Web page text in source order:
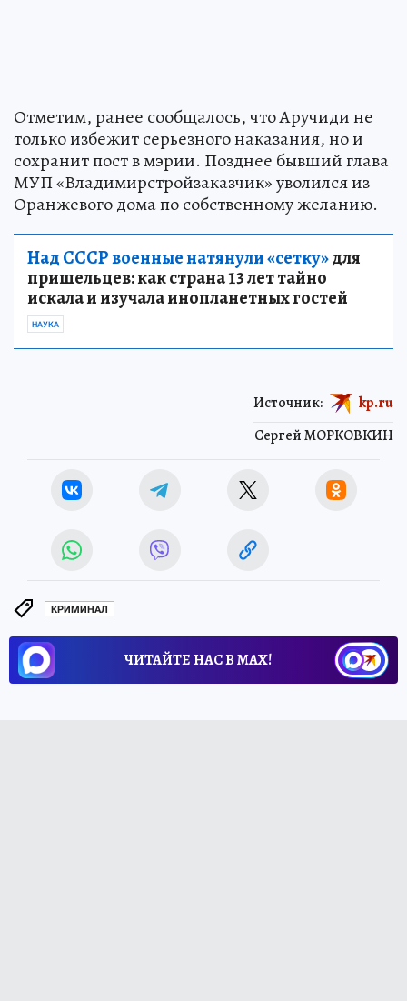
Отметим, ранее сообщалось, что Аручиди не
только избежит серьезного наказания, но и
сохранит пост в мэрии. Позднее бывший глава
МУП «Владимирстройзаказчик» уволился из
Оранжевого дома по собственному желанию.
Над СССР военные натянули «сетку»для
пришельцев: как страна 13 лет тайно
искала и изучала инопланетных гостей
НАУКА
Сергей МОРКОВКИН
Источник: kp.ru
КРИМИНАЛ
ЧИТАЙТЕ НАС В МАХ!